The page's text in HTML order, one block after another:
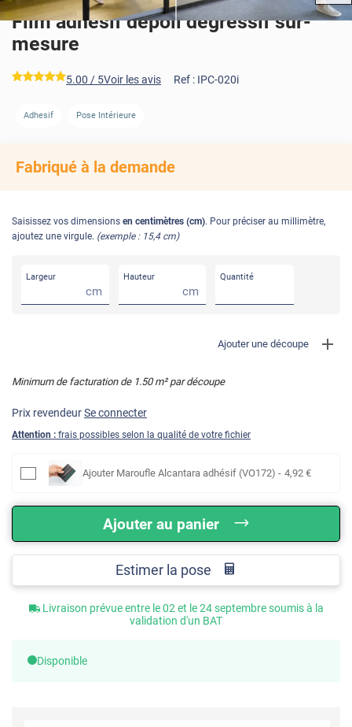
APRÈS AVANT
Film adhésif dépoli dégressif sur-
mesure
*****
5.00 / 5Voir les avis Ref : IPC-020i
Adhesif Pose Intérieure
Fabriqué à la demande
Saisissez vos dimensions en centimètres (cm). Pour préciser au millimètre,
ajoutez une virgule. (exemple : 15,4 cm)
Largeur
cm
Hauteur
cm
Quantité
Ajouter une découpe
Minimum de facturation de 1.50m² par découpe
Prix revendeurSe connecter
Attention : frais possibles selon la qualité de votre fichier
Ajouter Maroufle Alcantara adhésif (VO172) - 4,92 €
Ajouter au panier
Estimer la pose
Livraison prévue entre le 02 et le 24 septembre soumis à la
validation d'un BAT
Disponible